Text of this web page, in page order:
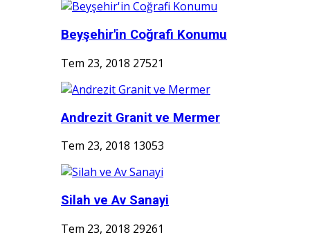
Beyşehir'in Coğrafi Konumu
Tem 23, 2018 27521
Andrezit Granit ve Mermer
Tem 23, 2018 13053
Silah ve Av Sanayi
Tem 23, 2018 29261